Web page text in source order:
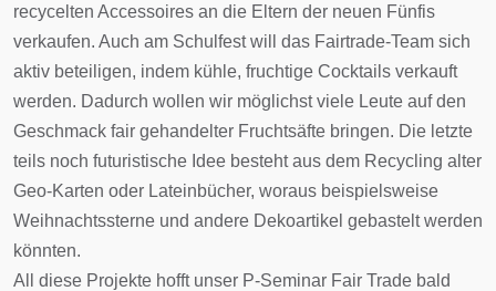
recycelten Accessoires an die Eltern der neuen Fünfis
verkaufen. Auch am Schulfest will das Fairtrade-Team sich
aktiv beteiligen, indem kühle, fruchtige Cocktails verkauft
werden. Dadurch wollen wir möglichst viele Leute auf den
Geschmack fair gehandelter Fruchtsäfte bringen. Die letzte
teils noch futuristische Idee besteht aus dem Recycling alter
Geo-Karten oder Lateinbücher, woraus beispielsweise
Weihnachtssterne und andere Dekoartikel gebastelt werden
könnten.
All diese Projekte hofft unser P-Seminar Fair Trade bald